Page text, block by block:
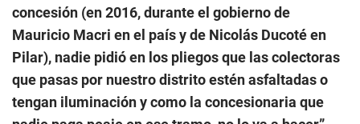
concesión (en 2016, durante el gobierno de
Mauricio Macri en el país y de Nicolás Ducoté en
Pilar), nadie pidió en los pliegos que las colectoras
que pasas por nuestro distrito estén asfaltadas o
tengan iluminación y como la concesionaria que